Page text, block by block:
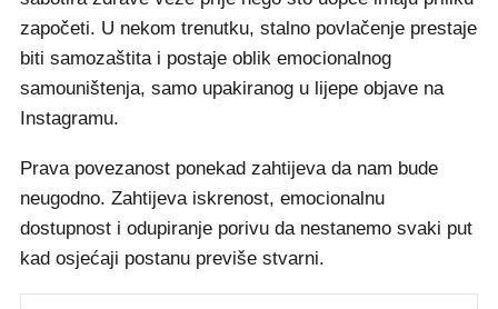
započeti. U nekom trenutku, stalno povlačenje prestaje
biti samozaštita i postaje oblik emocionalnog
samouništenja, samo upakiranog u lijepe objave na
Instagramu.
Prava povezanost ponekad zahtijeva da nam bude
neugodno. Zahtijeva iskrenost, emocionalnu
dostupnost i odupiranje porivu da nestanemo svaki put
kad osjećaji postanu previše stvarni.